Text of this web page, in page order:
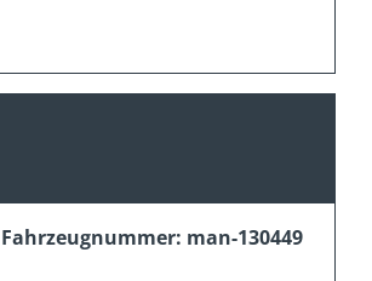
Fahrzeugnummer: man-130449